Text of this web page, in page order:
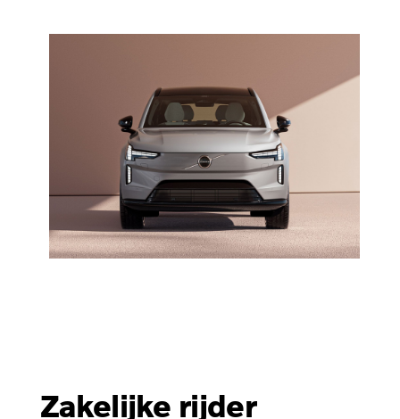
Zakelijke rijder